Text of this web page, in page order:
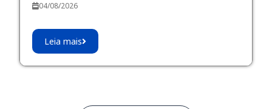
04/08/2026
Leia mais